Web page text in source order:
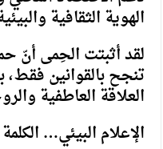
الهوية الثقافية
لقد أثبتت الحِمى أنّ
تنجح بالقوانين فقط،
العلاقة العاطفية
الإعلام البيئي…